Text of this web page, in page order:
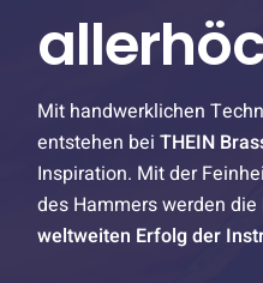
Mit handwerklichen
entstehen beiTHEIN
Inspiration. Mit der
des Hammers werden
weltweiten Erfolg der